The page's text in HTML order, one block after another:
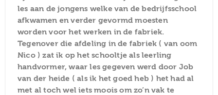
les aan de jongens welke van de bedrijfsschool
afkwamen en verder gevormd moesten
worden voor het werken in de fabriek.
Tegenover die afdeling in de fabriek ( van oom
Nico ) zat ik op het schooltje als leerling
handvormer, waar les gegeven werd door Job
van der heide ( als ik het goed heb ) het had al
met al toch wel iets moois om zo’n vak te